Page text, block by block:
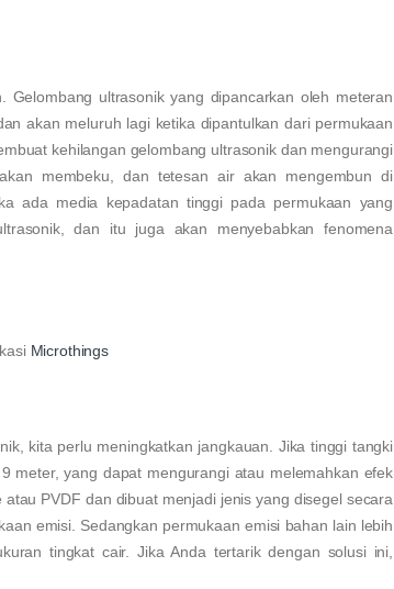
ultrasonik yang dipancarkan oleh meteran
akan meluruh lagi ketika dipantulkan dari permukaan
kehilangan gelombang ultrasonik dan mengurangi
membeku, dan tetesan air akan mengembun di
ada media kepadatan tinggi pada permukaan yang
dan itu juga akan menyebabkan fenomena
Microthings
kita perlu meningkatkan jangkauan. Jika tinggi tangki
meter, yang dapat mengurangi atau melemahkan efek
PVDF dan dibuat menjadi jenis yang disegel secara
emisi. Sedangkan permukaan emisi bahan lain lebih
tingkat cair. Jika Anda tertarik dengan solusi ini,